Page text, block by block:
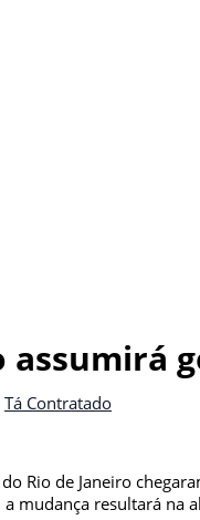
Tá Contratado
Rio de Janeiro
mudança resultará